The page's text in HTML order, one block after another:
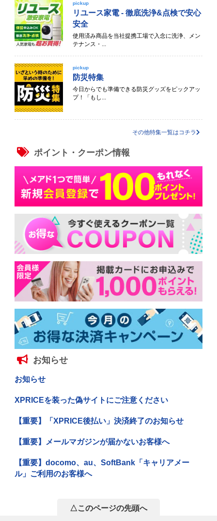
pickup
リユース家電 - 徹底洗浄&点検で安心
安全
使用済み商品を当社提携工場で入念に洗浄、メン
テナンス・...
pickup
防災特集
今日からでも準備できる防災グッズをピックアッ
プ！「もし...
その他特集一覧はコチラ
ポイント・クーポン情報
お知らせ
お知らせ
XPRICEを装った偽サイトにご注意ください
【重要】「XPRICE後払い」決済終了のお知らせ
【重要】メールマガジンが届かないお客様へ
【重要】docomo、au、SoftBank「キャリアメー
ル」ご利用のお客様へ
△このページの先頭へ